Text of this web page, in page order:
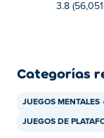
3.8
Categorías
JUEGOS MENTALES
JUEGOS DE